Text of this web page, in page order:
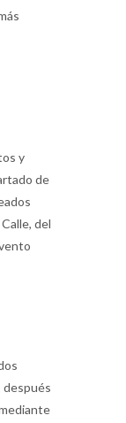
y
de
del
después